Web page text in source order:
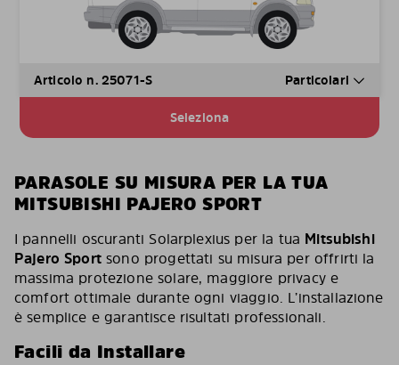
Articolo n. 25071-S Particolari
Seleziona
PARASOLE SU MISURA PER LA TUA
MITSUBISHI PAJERO SPORT
I pannelli oscuranti Solarplexius per la tua Mitsubishi
Pajero Sportsono progettati su misura per offrirti la
massima protezione solare, maggiore privacy e
comfort ottimale durante ogni viaggio. L’installazione
è semplice e garantisce risultati professionali.
Facili da Installare